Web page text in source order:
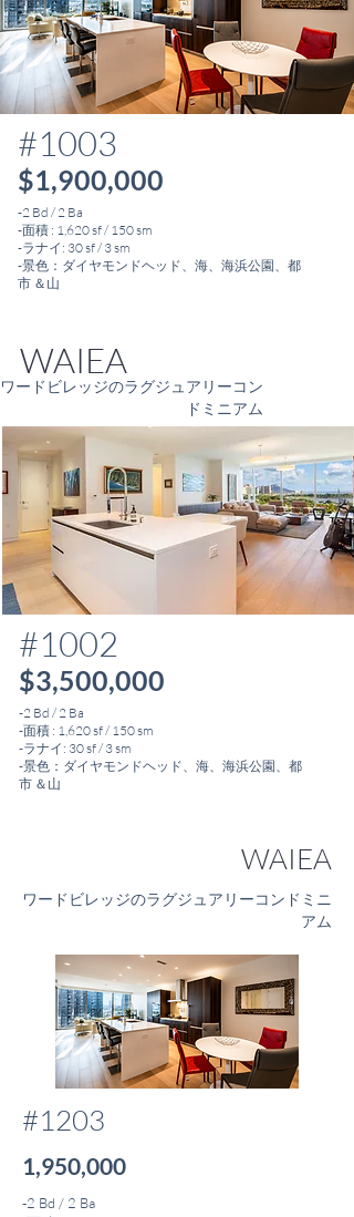
#1003
$1,900,000
-2 Bd / 2 Ba
-面積 : 1,620 sf / 150 sm
-ラナイ: 30 sf / 3 sm
-景色：ダイヤモンドヘッド、海、海浜公園、都
市 ＆ 山
WAIEA
ワードビレッジのラグジュアリーコン
ドミニアム
#1002
$3,500,000
-2 Bd / 2 Ba
-面積 : 1,620 sf / 150 sm
-ラナイ: 30 sf / 3 sm
-景色：ダイヤモンドヘッド、海、海浜公園、都
市 ＆ 山
WAIEA
ワードビレッジのラグジュアリーコンドミニ
アム
#1203
1,950,000
-2 Bd / 2 Ba